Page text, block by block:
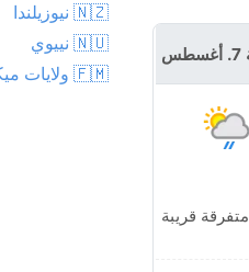
قريبة
🇳🇿 نيوزيلندا
🇳🇺 نييوي
🇫🇲 ولايات ميكرونيسيا المتحدة